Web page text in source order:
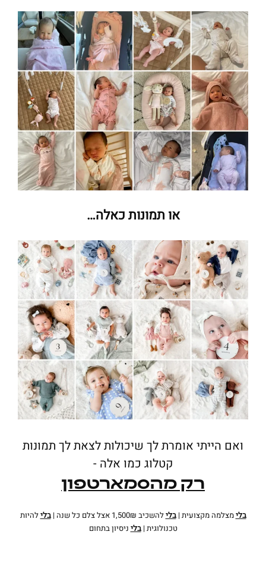
או תמונות כאלה…
ואם הייתי אומרת לך שיכולות לצאת לך תמונות
קטלוג כמו אלה -
רק מהסמארטפון
בלימצלמה מקצועית |בלילהשכיב 1,500₪ אצל צלם כל שנה | בלילהיות
טכנולוגית |בלי ניסיון בתחום